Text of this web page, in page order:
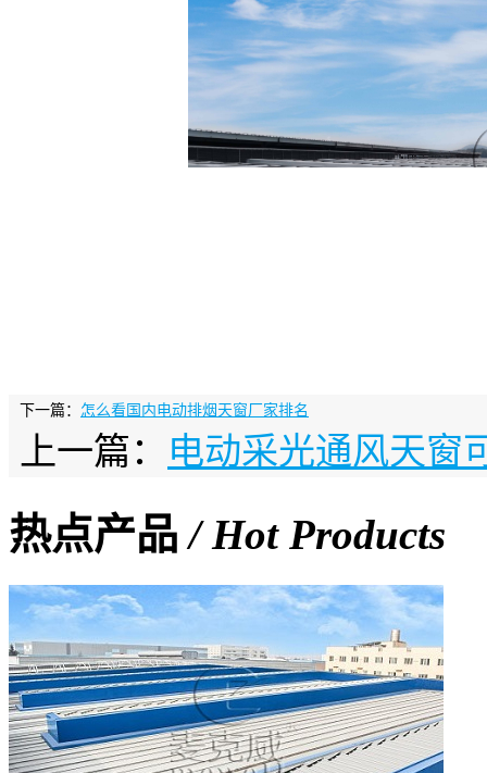
下一篇： 怎么看国内电动排烟天窗厂家排名
上一篇： 电动采光通风天窗
热点产品/ Hot Products